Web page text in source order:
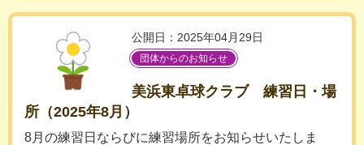
公開日：2025年04月29日
団体からのお知らせ
美浜東卓球クラブ 練習日・場
所（2025年8月）
8月の練習日ならびに練習場所をお知らせいたしま